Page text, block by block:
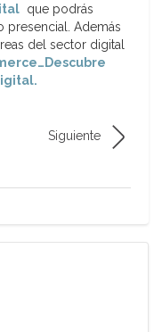
que podrás
presencial. Además
del sector digital
Siguiente